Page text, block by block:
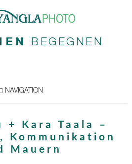
BEGEGNEN
NAVIGATION
+ Kara Taala –
Kommunikation
Mauern